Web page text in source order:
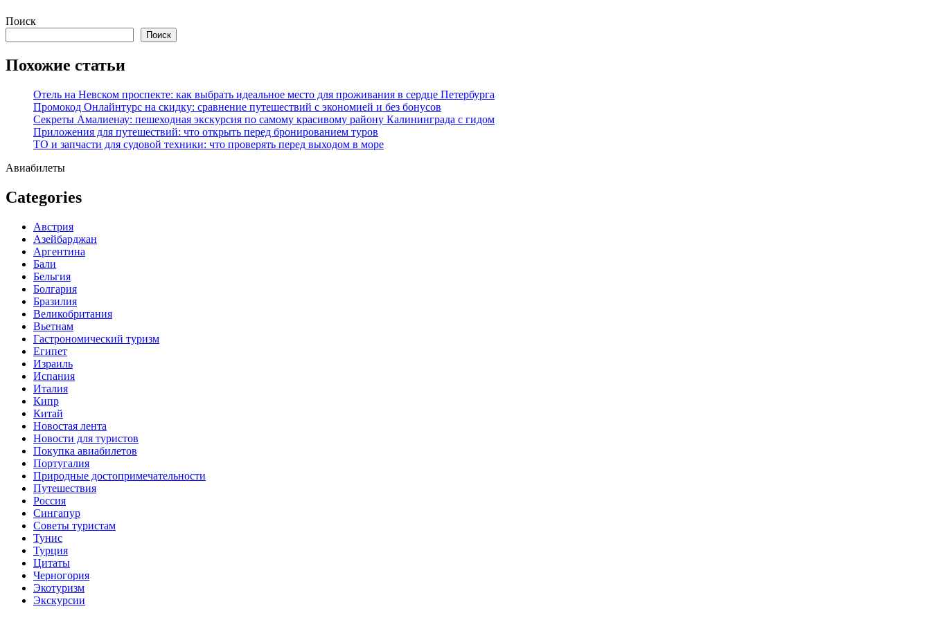
Перейти
содержимому
Поиск
Поиск
Похожие статьи
Отель на Невском проспекте: как выбрать идеальное место для проживания в сердце Петербурга
Промокод Онлайнтурс на скидку: сравнение путешествий с экономией и без бонусов
Секреты Амалиенау: пешеходная экскурсия по самому красивому району Калининграда с гидом
Приложения для путешествий: что открыть перед бронированием туров
ТО и запчасти для судовой техники: что проверять перед выходом в море
Авиабилеты
Categories
Австрия
Азейбарджан
Аргентина
Бали
Бельгия
Болгария
Бразилия
Великобритания
Вьетнам
Гастрономический туризм
Египет
Израиль
Испания
Италия
Кипр
Китай
Новостая лента
Новости для туристов
Покупка авиабилетов
Португалия
Природные достопримечательности
Путешествия
Россия
Сингапур
Советы туристам
Тунис
Турция
Цитаты
Черногория
Экотуризм
Экскурсии